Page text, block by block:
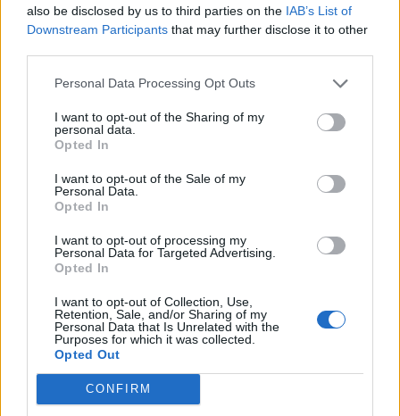
also be disclosed by us to third parties on the IAB’s List of
Downstream Participants that may further disclose it to other
Personal Data Processing Opt Outs
I want to opt-out of the Sharing of my
personal data.
Opted In
I want to opt-out of the Sale of my
Personal Data.
Opted In
I want to opt-out of processing my
Personal Data for Targeted Advertising.
Opted In
I want to opt-out of Collection, Use,
Retention, Sale, and/or Sharing of my
Personal Data that Is Unrelated with the
Purposes for which it was collected.
Opted Out
CONFIRM